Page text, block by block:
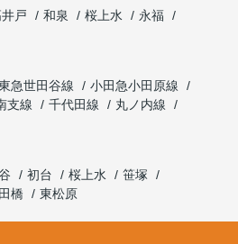
戸 和泉 桜上水
永福
急世田谷線
小田急小田原線
支線 千代田線
丸ノ内線
初台 桜上水
笹塚
橋 東松原